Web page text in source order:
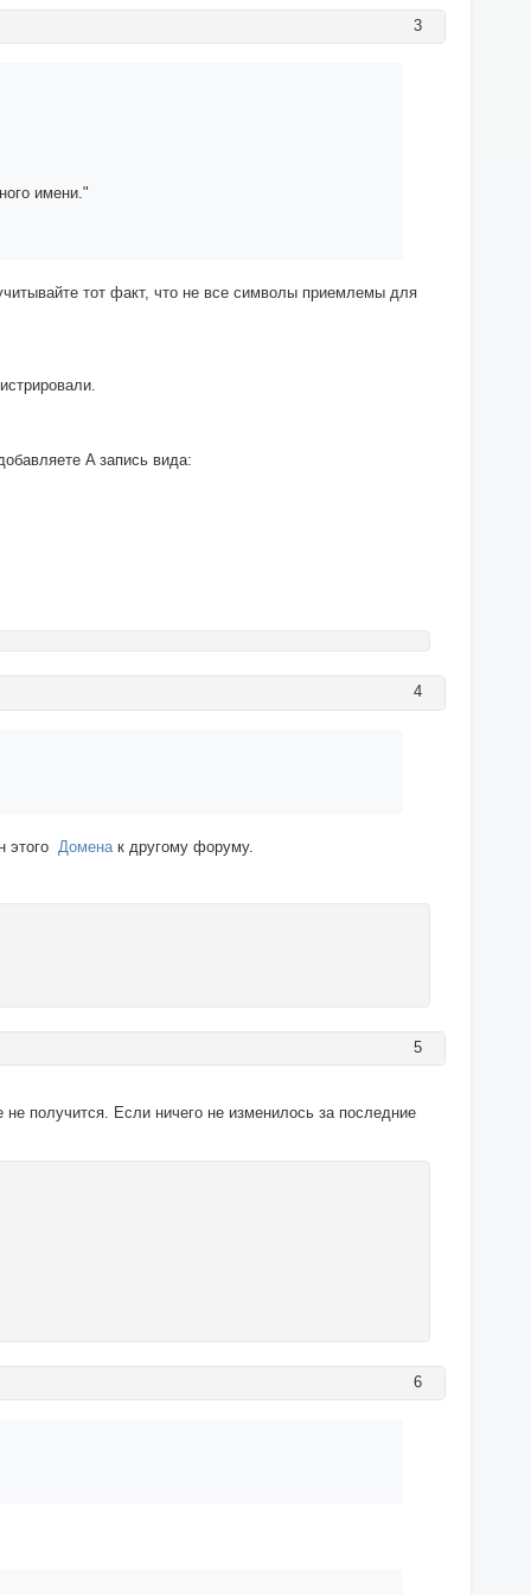
3
имени."
тот факт, что не все символы приемлемы для
A запись вида:
4
этого Домена к другому форуму.
5
получится. Если ничего не изменилось за последние
6